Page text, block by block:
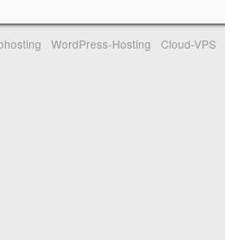
WordPress-Hosting Cloud-VPS